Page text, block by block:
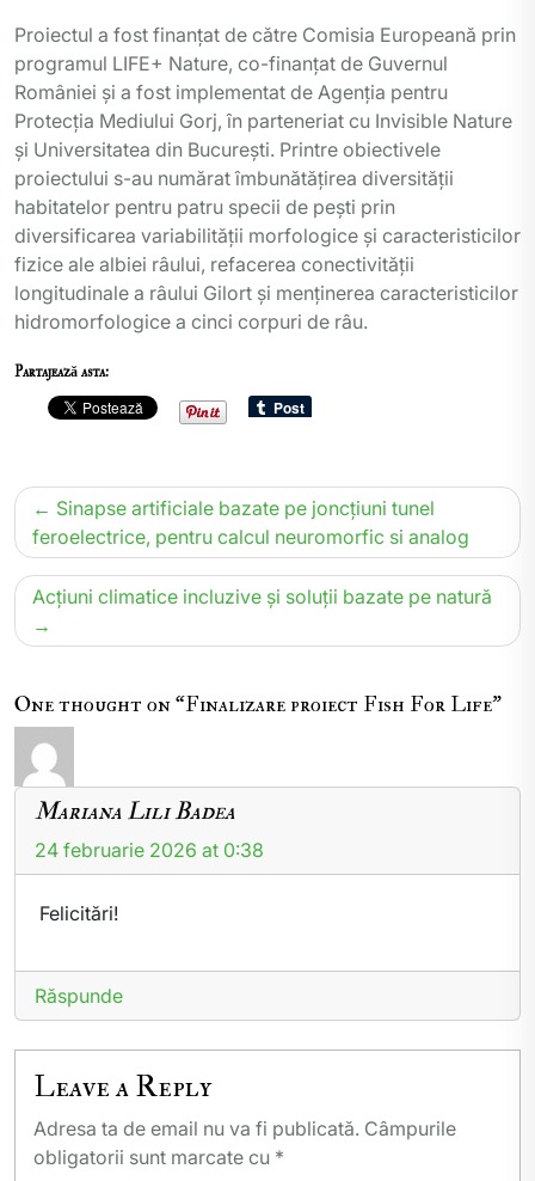
Proiectul a fost finanțat de către Comisia Europeană prin
programul LIFE+ Nature, co-finanțat de Guvernul
României și a fost implementat de Agenția pentru
Protecția Mediului Gorj, în parteneriat cu Invisible Nature
și Universitatea din București. Printre obiectivele
proiectului s-au numărat îmbunătățirea diversității
habitatelor pentru patru specii de pești prin
diversificarea variabilității morfologice și caracteristicilor
fizice ale albiei râului, refacerea conectivității
longitudinale a râului Gilort și menținerea caracteristicilor
hidromorfologice a cinci corpuri de râu.
Partajează asta:
Navigare
în
articole
Sinapse artificiale bazate pe joncțiuni tunel
feroelectrice, pentru calcul neuromorfic si analog
Acțiuni climatice incluzive și soluții bazate pe natură
One thought on “Finalizare proiect Fish For Life”
Mariana Lili Badea
24 februarie 2026 at 0:38
Felicitări!
Răspunde
Leave a Reply
Adresa ta de email nu va fi publicată. Câmpurile
obligatorii sunt marcate cu *